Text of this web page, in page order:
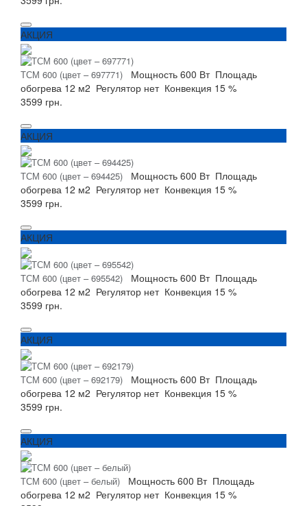
АКЦИЯ
ТСМ 600 (цвет – 697771) Мощность 600 Вт Площадь
обогрева 12 м2 Регулятор нет Конвекция 15 %
3599 грн.
АКЦИЯ
ТСМ 600 (цвет – 694425) Мощность 600 Вт Площадь
обогрева 12 м2 Регулятор нет Конвекция 15 %
3599 грн.
АКЦИЯ
ТСМ 600 (цвет – 695542) Мощность 600 Вт Площадь
обогрева 12 м2 Регулятор нет Конвекция 15 %
3599 грн.
АКЦИЯ
ТСМ 600 (цвет – 692179) Мощность 600 Вт Площадь
обогрева 12 м2 Регулятор нет Конвекция 15 %
3599 грн.
АКЦИЯ
ТСМ 600 (цвет – белый) Мощность 600 Вт Площадь
обогрева 12 м2 Регулятор нет Конвекция 15 %